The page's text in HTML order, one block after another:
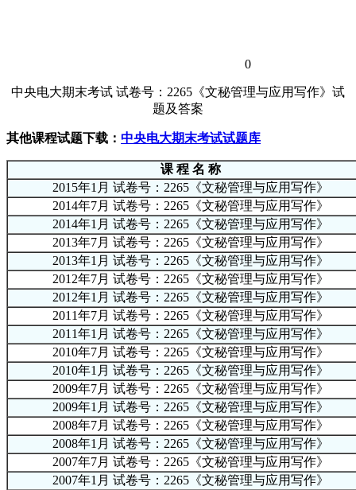
0
中央电大期末考试 试卷号：2265《文秘管理与应用写作》试
题及答案
其他课程试题下载： 中央电大期末考试试题库
课 程 名 称
2015年1月 试卷号：2265《文秘管理与应用写作》
2014年7月 试卷号：2265《文秘管理与应用写作》
2014年1月 试卷号：2265《文秘管理与应用写作》
2013年7月 试卷号：2265《文秘管理与应用写作》
2013年1月 试卷号：2265《文秘管理与应用写作》
2012年7月 试卷号：2265《文秘管理与应用写作》
2012年1月 试卷号：2265《文秘管理与应用写作》
2011年7月 试卷号：2265《文秘管理与应用写作》
2011年1月 试卷号：2265《文秘管理与应用写作》
2010年7月 试卷号：2265《文秘管理与应用写作》
2010年1月 试卷号：2265《文秘管理与应用写作》
2009年7月 试卷号：2265《文秘管理与应用写作》
2009年1月 试卷号：2265《文秘管理与应用写作》
2008年7月 试卷号：2265《文秘管理与应用写作》
2008年1月 试卷号：2265《文秘管理与应用写作》
2007年7月 试卷号：2265《文秘管理与应用写作》
2007年1月 试卷号：2265《文秘管理与应用写作》